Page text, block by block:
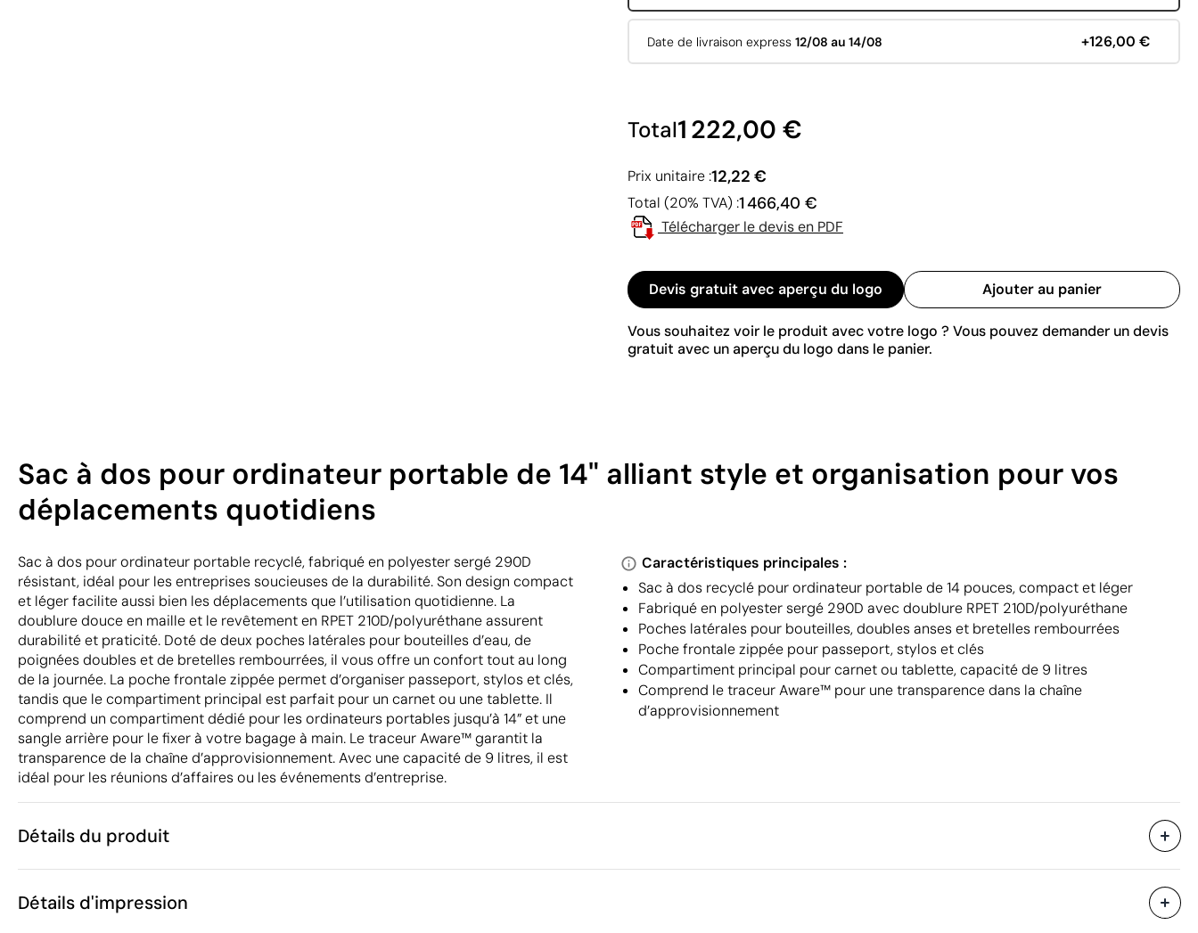
Date de livraison express 12/08 au 14/08 +126,00 €
Total1 222,00 €
Prix unitaire :12,22 €
Total (20% TVA) :1 466,40 €
Télécharger le devis en PDF
Devis gratuit avec aperçu du logo Ajouter au panier
Vous souhaitez voir le produit avec votre logo ? Vous pouvez demander un devis
gratuit avec un aperçu du logo dans le panier.
Sac à dos pour ordinateur portable de 14" alliant style et organisation pour vos
déplacements quotidiens
Sac à dos pour ordinateur portable recyclé, fabriqué en polyester sergé 290D
résistant, idéal pour les entreprises soucieuses de la durabilité. Son design compact
et léger facilite aussi bien les déplacements que l’utilisation quotidienne. La
doublure douce en maille et le revêtement en RPET 210D/polyuréthane assurent
durabilité et praticité. Doté de deux poches latérales pour bouteilles d’eau, de
poignées doubles et de bretelles rembourrées, il vous offre un confort tout au long
de la journée. La poche frontale zippée permet d’organiser passeport, stylos et clés,
tandis que le compartiment principal est parfait pour un carnet ou une tablette. Il
comprend un compartiment dédié pour les ordinateurs portables jusqu’à 14” et une
sangle arrière pour le fixer à votre bagage à main. Le traceur Aware™ garantit la
transparence de la chaîne d’approvisionnement. Avec une capacité de 9 litres, il est
idéal pour les réunions d’affaires ou les événements d’entreprise.
Caractéristiques principales :
Sac à dos recyclé pour ordinateur portable de 14 pouces, compact et léger
Fabriqué en polyester sergé 290D avec doublure RPET 210D/polyuréthane
Poches latérales pour bouteilles, doubles anses et bretelles rembourrées
Poche frontale zippée pour passeport, stylos et clés
Compartiment principal pour carnet ou tablette, capacité de 9 litres
Comprend le traceur Aware™ pour une transparence dans la chaîne
d’approvisionnement
Détails du produit
Caractéristiques
Code du produit
Emballage
Détails d'impression